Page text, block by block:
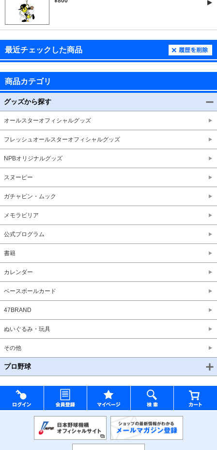
最近チェックした商品
商品カテゴリ
グッズから探す
オールスターオフィシャルグッズ
フレッシュオールスターオフィシャルグッズ
NPBオリジナルグッズ
スヌーピー
ガチャピン・ムック
メモラビリア
公式プログラム
書籍
カレンダー
ベースボールカード
47BRAND
ぬいぐるみ・玩具
その他
プロ野球